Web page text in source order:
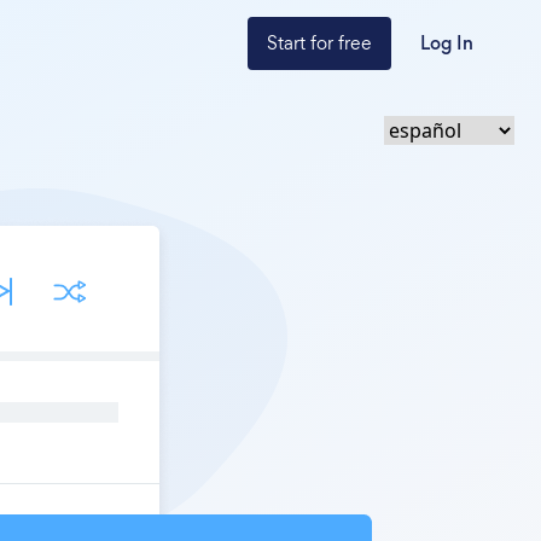
Start for free Log In